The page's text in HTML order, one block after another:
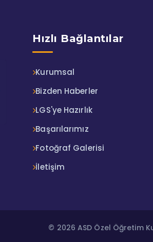
Hızlı Bağlantılar
Kurumsal
Bizden Haberler
LGS'ye Hazırlık
Başarılarımız
Fotoğraf Galerisi
İletişim
© 2026 ASD Özel Öğretim